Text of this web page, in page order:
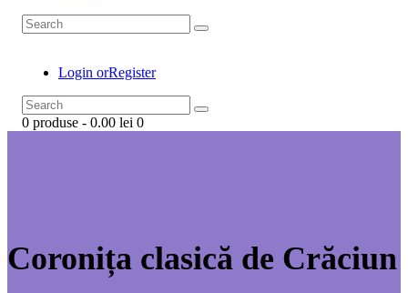
Login orRegister
0 produse - 0.00 lei 0
Coronița clasică de Crăciun